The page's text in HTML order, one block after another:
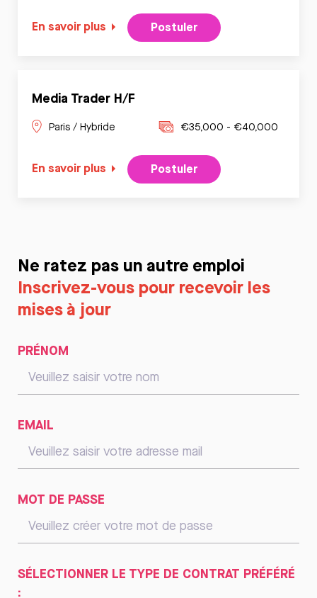
En savoir plus Postuler
Media Trader H/F
Paris / Hybride €35,000 - €40,000
En savoir plus Postuler
Ne ratez pas un autre emploi
Inscrivez-vous pour recevoir les
mises à jour
PRÉNOM
EMAIL
MOT DE PASSE
SÉLECTIONNER LE TYPE DE CONTRAT PRÉFÉRÉ
: